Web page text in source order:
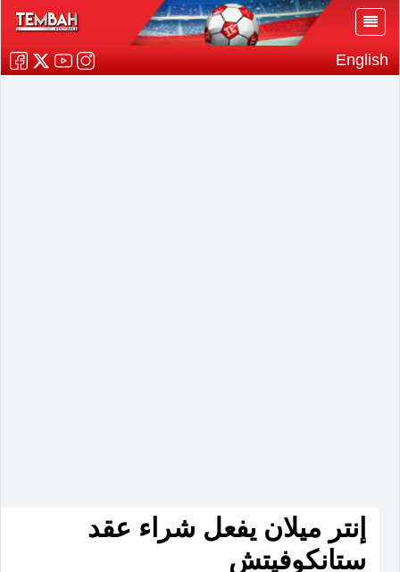
English
إنتر ميلان يفعل شراء عقد
ستانكوفيتش